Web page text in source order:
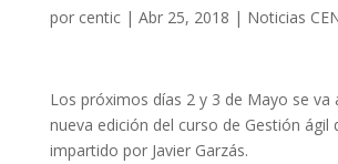
por centic| Abr 25, 2018 | Noticias
Los próximos días 2 y 3 de Mayo se va
nueva edición del curso de Gestión ágil
impartido por Javier Garzás.